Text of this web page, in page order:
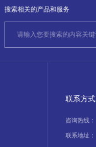
搜索相关的产品和服务
联系方式
咨询热线：
联系地址：